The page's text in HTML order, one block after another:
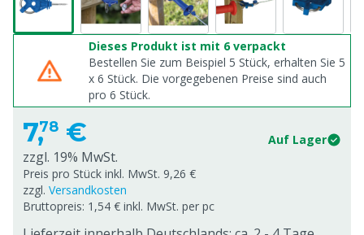
Dieses Produkt ist mit 6 verpackt
Bestellen Sie zum Beispiel 5 Stück, erhalten Sie 5
x 6 Stück. Die vorgegebenen Preise sind auch
pro 6 Stück.
7,78 € Auf Lager
zzgl. 19% MwSt.
Preis pro Stück inkl. MwSt. 9,26 €
zzgl. Versandkosten
Bruttopreis: 1,54 € inkl. MwSt. per pc